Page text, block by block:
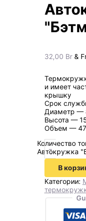
32,00 Br &
и имеет
крышку
Срок
Диаметр —
Высота —
Объем —
-
Количество
Автокружка
В
Категории: